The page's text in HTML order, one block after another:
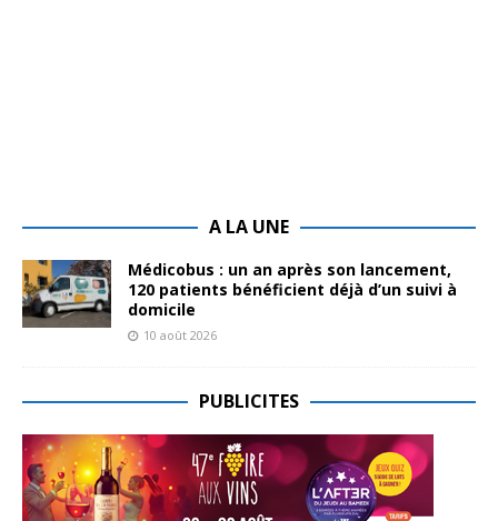
A LA UNE
Médicobus : un an après son lancement,
120 patients bénéficient déjà d’un suivi à
domicile
10 août 2026
PUBLICITES